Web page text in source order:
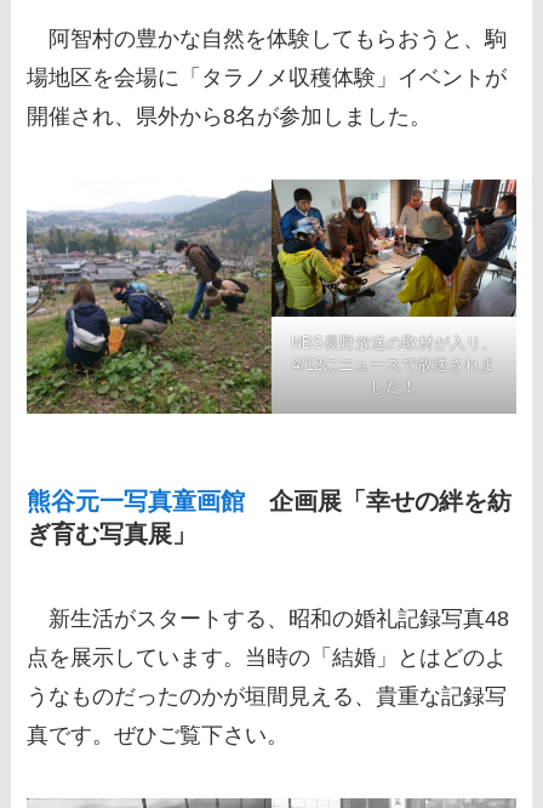
阿智村の豊かな自然を体験してもらおうと、駒
場地区を会場に「タラノメ収穫体験」イベントが
開催され、県外から8名が参加しました。
NBS長野放送の取材が入り、
4/12にニュースで放送されま
した！
熊谷元一写真童画館 企画展「幸せの絆を紡
ぎ育む写真展」
新生活がスタートする、昭和の婚礼記録写真48
点を展示しています。当時の「結婚」とはどのよ
うなものだったのかが垣間見える、貴重な記録写
真です。ぜひご覧下さい。